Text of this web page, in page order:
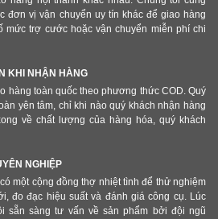
đơn vị vận chuyển uy tín khác để giao hàng
mức trợ cước hoặc vận chuyển miễn phí chi
KHI NHẬN HÀNG
hàng toàn quốc theo phương thức COD. Quý
yên tâm, chỉ khi nào quý khách nhận hàng
về chất lượng của hàng hóa, quý khách
NGHIỆP
một cộng đồng thợ nhiệt tình để thử nghiệm
đo đạc hiệu suất và đánh giá công cụ. Lúc
sẵn sàng tư vấn về sản phẩm bởi đội ngũ